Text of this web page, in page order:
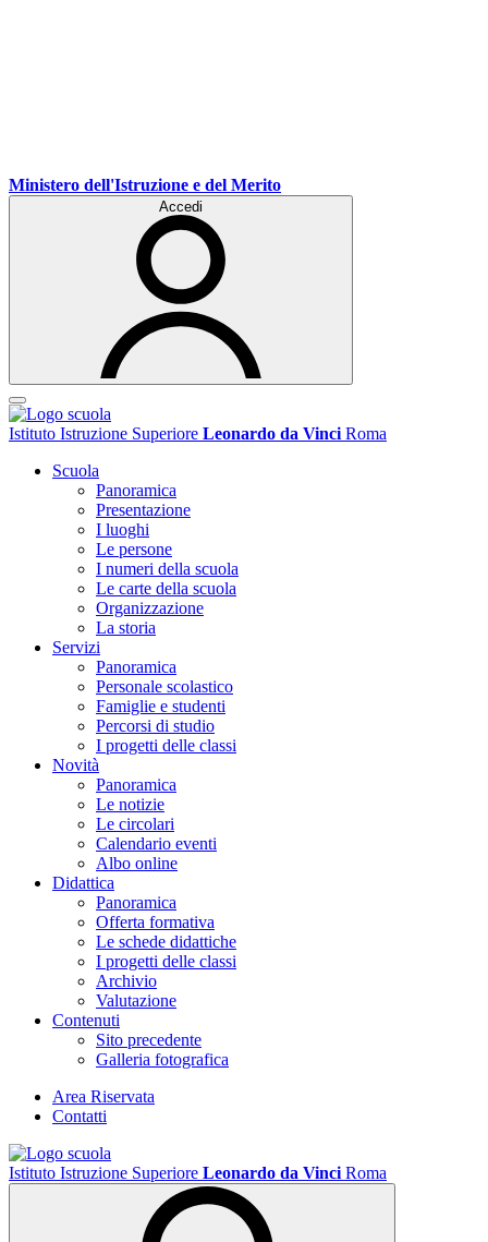
Ministero dell'Istruzione e del Merito
Accedi
Istituto Istruzione Superiore Leonardo da Vinci Roma
Scuola
Panoramica
Presentazione
I luoghi
Le persone
I numeri della scuola
Le carte della scuola
Organizzazione
La storia
Servizi
Panoramica
Personale scolastico
Famiglie e studenti
Percorsi di studio
I progetti delle classi
Novità
Panoramica
Le notizie
Le circolari
Calendario eventi
Albo online
Didattica
Panoramica
Offerta formativa
Le schede didattiche
I progetti delle classi
Archivio
Valutazione
Contenuti
Sito precedente
Galleria fotografica
Area Riservata
Contatti
Istituto Istruzione Superiore Leonardo da Vinci Roma